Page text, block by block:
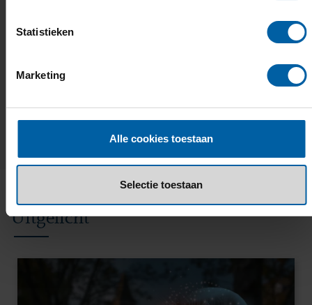
Statistieken
Marketing
Alle cookies toestaan
Selectie toestaan
die kennis kunt gebruiken om de wereld een
Uitgelicht